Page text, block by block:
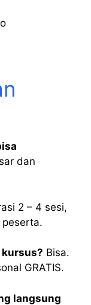
dan
2 – 4 sesi,
Bisa.
GRATIS.
langsung